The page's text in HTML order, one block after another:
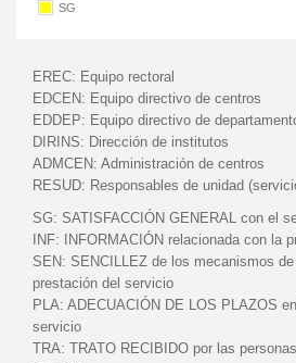
SG
EREC: Equipo rectoral
EDCEN: Equipo directivo de centros
EDDEP: Equipo directivo de
DIRINS: Dirección de institutos
ADMCEN: Administración de centros
RESUD: Responsables de unidad
SG: SATISFACCIÓN GENERAL con el
INF:
INFORMACIÓN relacionada con la
SEN: SENCILLEZ de los mecanismos
prestación del servicio
PLA: ADECUACIÓN DE LOS PLAZOS
servicio
TRA: TRATO RECIBIDO por las